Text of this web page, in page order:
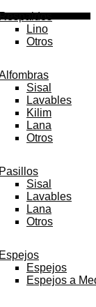
Lino
Otros
Sisal
Lavables
Kilim
Lana
Otros
Pasillos
Sisal
Lavables
Lana
Otros
Espejos
Espejos
Espejos a